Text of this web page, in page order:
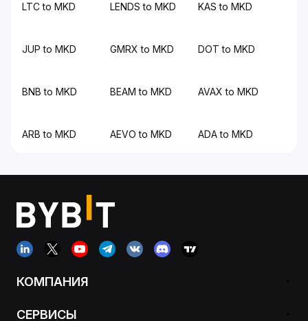
LTC to MKD LENDS to MKD KAS to MKD
JUP to MKD GMRX to MKD DOT to MKD
BNB to MKD BEAM to MKD AVAX to MKD
ARB to MKD AEVO to MKD ADA to MKD
КОМПАНИЯ
СЕРВИСЫ